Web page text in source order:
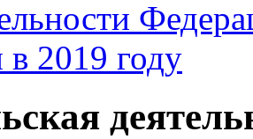
в 2019 году